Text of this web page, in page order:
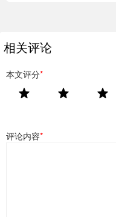
相关评论
本文评分*
评论内容*